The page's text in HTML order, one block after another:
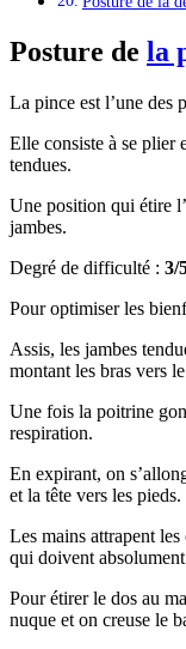
Posture de la
La pince est l’une des
Elle consiste à se plier
tendues.
Une position qui étire
jambes.
Degré de difficulté : 3/
Pour optimiser les
Assis, les jambes
montant les bras vers
Une fois la poitrine
respiration.
En expirant, on
et la tête vers les pieds.
Les mains attrapent
qui doivent
Pour étirer le dos au
nuque et on creuse le